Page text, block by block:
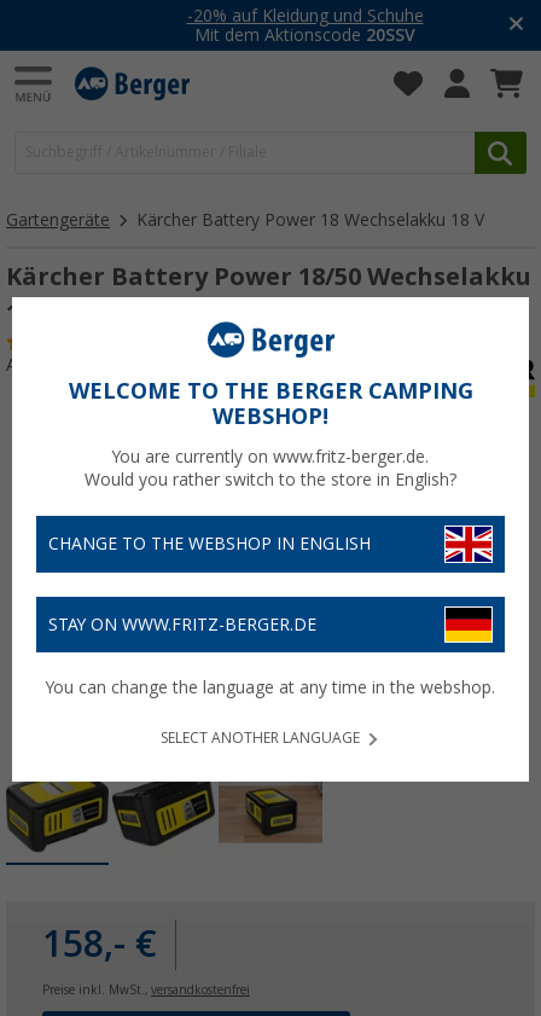
-20% auf Kleidung und Schuhe
Mit dem Aktionscode20SSV
Gartengeräte Kärcher Battery Power 18 Wechselakku 18 V
Kärcher Battery Power 18/50 Wechselakku
18 V / 5.0 Ah
Art.-Nr.: 296320
158,- €
Preise inkl. MwSt., versandkostenfrei
WELCOME TO THE BERGER CAMPING
WEBSHOP!
You are currently on www.fritz-berger.de.
Would you rather switch to the store in English?
CHANGE TO THE WEBSHOP IN ENGLISH
STAY ON WWW.FRITZ-BERGER.DE
You can change the language at any time in the webshop.
SELECT ANOTHER LANGUAGE